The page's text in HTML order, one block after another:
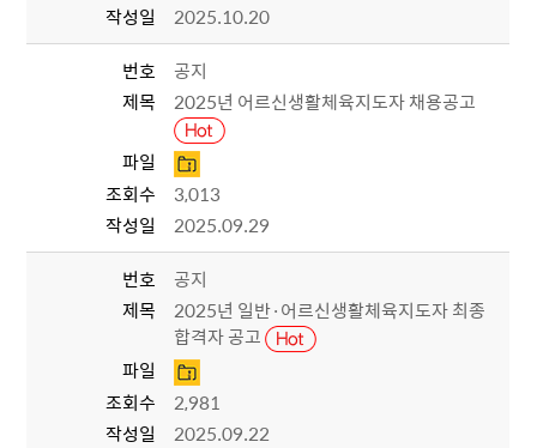
작성일
2025.10.20
번호
공지
제목
2025년 어르신생활체육지도자 채용공고
파일
조회수
3,013
작성일
2025.09.29
번호
공지
제목
2025년 일반·어르신생활체육지도자 최종
합격자 공고
파일
조회수
2,981
작성일
2025.09.22